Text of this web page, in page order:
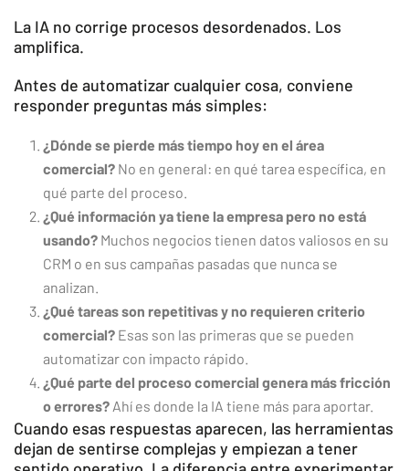
La IA no corrige procesos desordenados. Los
amplifica.
Antes de automatizar cualquier cosa, conviene
responder preguntas más simples:
¿Dónde se pierde más tiempo hoy en el área
comercial? No en general: en qué tarea específica, en
qué parte del proceso.
¿Qué información ya tiene la empresa pero no está
usando? Muchos negocios tienen datos valiosos en su
CRM o en sus campañas pasadas que nunca se
analizan.
¿Qué tareas son repetitivas y no requieren criterio
comercial? Esas son las primeras que se pueden
automatizar con impacto rápido.
¿Qué parte del proceso comercial genera más fricción
o errores? Ahí es donde la IA tiene más para aportar.
Cuando esas respuestas aparecen, las herramientas
dejan de sentirse complejas y empiezan a tener